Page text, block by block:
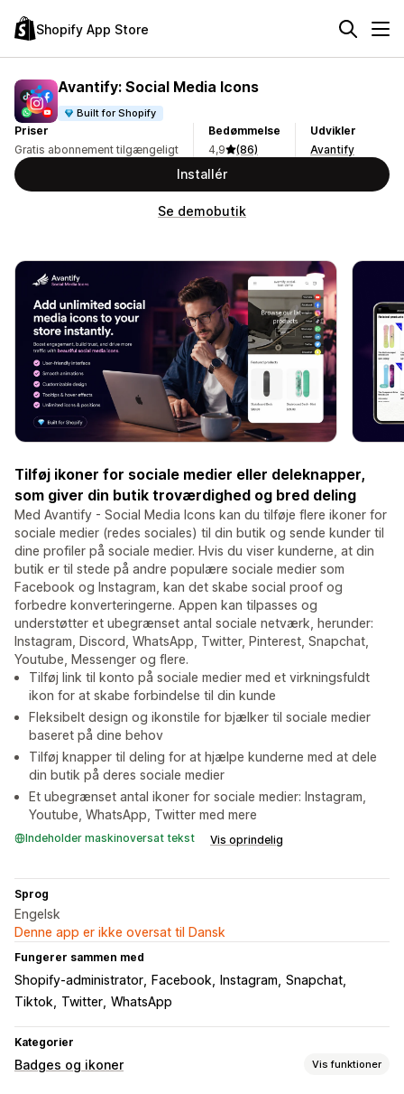
Shopify App Store
Avantify: Social Media Icons
Built for Shopify
Priser
Gratis abonnement tilgængeligt
Bedømmelse
4,9
(86)
Udvikler
Avantify
Installér
Se demobutik
Tilføj ikoner for sociale medier eller deleknapper,
som giver din butik troværdighed og bred deling
Med Avantify - Social Media Icons kan du tilføje flere ikoner for
sociale medier (redes sociales) til din butik og sende kunder til
dine profiler på sociale medier. Hvis du viser kunderne, at din
butik er til stede på andre populære sociale medier som
Facebook og Instagram, kan det skabe social proof og
forbedre konverteringerne. Appen kan tilpasses og
understøtter et ubegrænset antal sociale netværk, herunder:
Instagram, Discord, WhatsApp, Twitter, Pinterest, Snapchat,
Youtube, Messenger og flere.
Tilføj link til konto på sociale medier med et virkningsfuldt
ikon for at skabe forbindelse til din kunde
Fleksibelt design og ikonstile for bjælker til sociale medier
baseret på dine behov
Tilføj knapper til deling for at hjælpe kunderne med at dele
din butik på deres sociale medier
Et ubegrænset antal ikoner for sociale medier: Instagram,
Youtube, WhatsApp, Twitter med mere
Indeholder maskinoversat tekst Vis oprindelig
Sprog
Engelsk
Denne app er ikke oversat til Dansk
Fungerer sammen med
Shopify-administrator Facebook Instagram Snapchat
Tiktok Twitter WhatsApp
Kategorier
Badges og ikoner Vis funktioner